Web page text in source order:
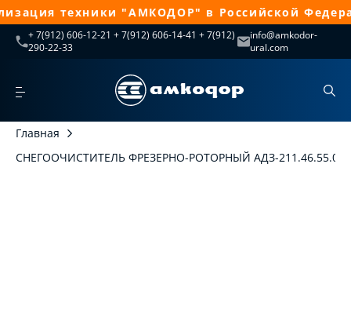
техники "АМКОДОР" в Российской
+ 7(912) 606-12-21 + 7(912) 606-14-41 + 7(912)
290-22-33
info@amkodor-
ural.com
Главная
СНЕГООЧИСТИТЕЛЬ ФРЕЗЕРНО-РОТОРНЫЙ АДЗ-211.46.55.000